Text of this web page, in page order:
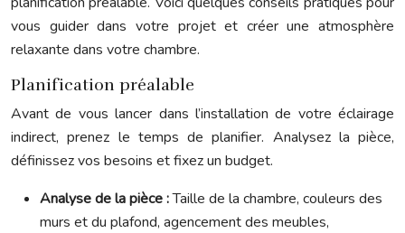
vous guider dans votre projet et créer une atmosphère
relaxante dans votre chambre.
Planification préalable
Avant de vous lancer dans l’installation de votre éclairage
indirect, prenez le temps de planifier. Analysez la pièce,
définissez vos besoins et fixez un budget.
Analyse de la pièce :Taille de la chambre, couleurs des
murs et du plafond, agencement des meubles,